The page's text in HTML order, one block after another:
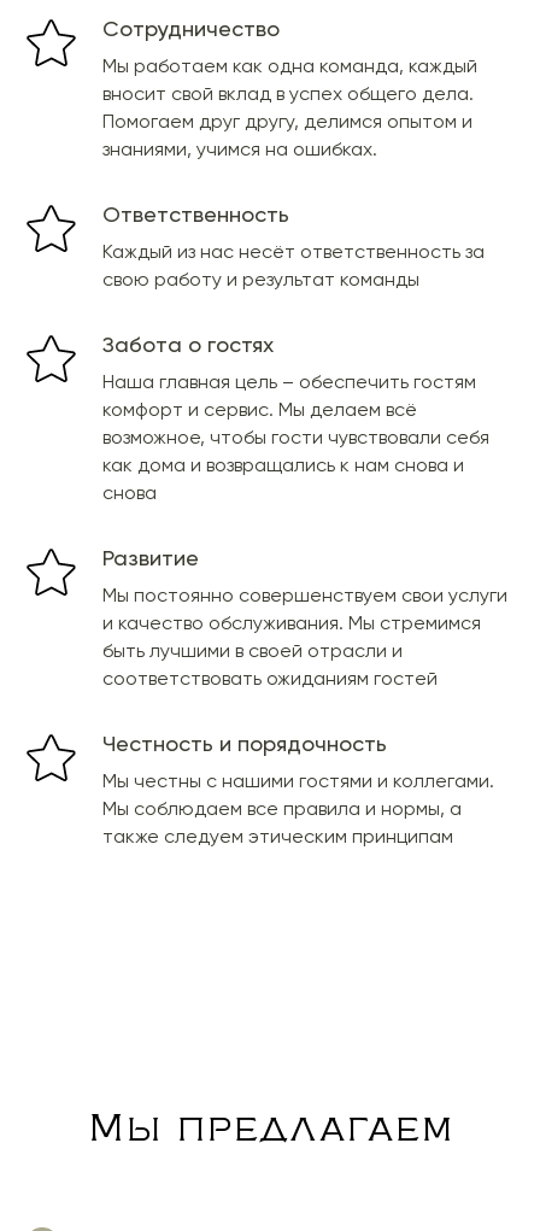
Сотрудничество
Мы работаем как одна команда, каждый
вносит свой вклад в успех общего дела.
Помогаем друг другу, делимся опытом и
знаниями, учимся на ошибках.
Ответственность
Каждый из нас несёт ответственность за
свою работу и результат команды
Забота о гостях
Наша главная цель – обеспечить гостям
комфорт и сервис. Мы делаем всё
возможное, чтобы гости чувствовали себя
как дома и возвращались к нам снова и
снова
Развитие
Мы постоянно совершенствуем свои услуги
и качество обслуживания. Мы стремимся
быть лучшими в своей отрасли и
соответствовать ожиданиям гостей
Честность и порядочность
Мы честны с нашими гостями и коллегами.
Мы соблюдаем все правила и нормы, а
также следуем этическим принципам
Мы предлагаем